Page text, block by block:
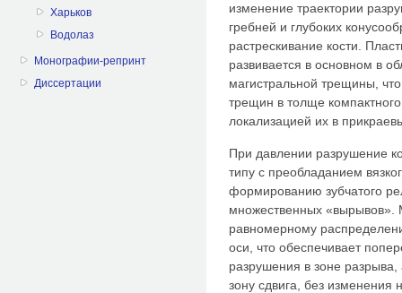
Харьков
Водолаз
Монографии-репринт
Диссертации
изменение траектории
гребней и глубоких
растрескивание кости.
развивается в основном в
магистральной трещины,
трещин в толще
локализацией их в
При давлении разрушение
типу с преобладанием
формированию зубчатого
множественных «вырывов».
равномерному
оси, что обеспечивает
разрушения в зоне
зону сдвига, без